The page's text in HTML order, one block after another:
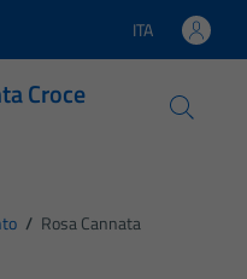
Lingua attiva:
ITA
Croce
/ Rosa Cannata